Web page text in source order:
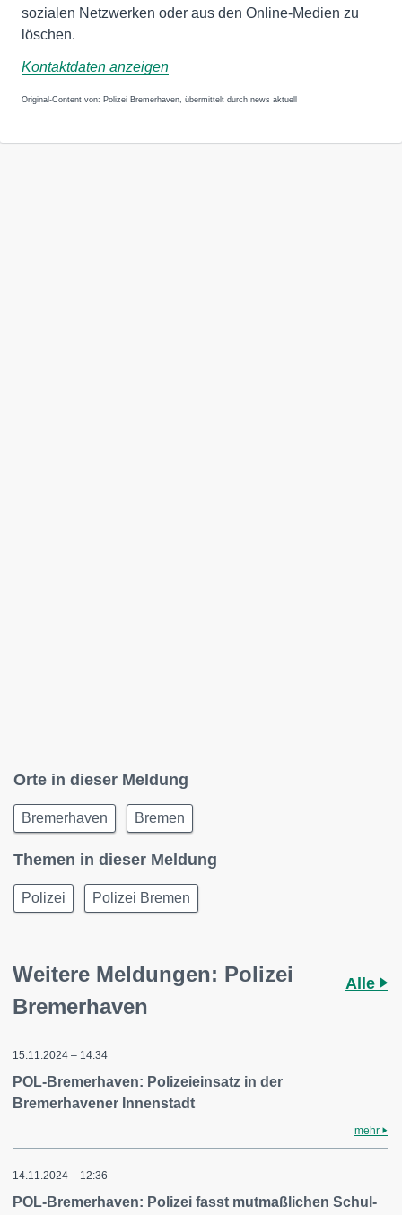
sozialen Netzwerken oder aus den Online-Medien zu
löschen.
Kontaktdaten anzeigen
Original-Content von: Polizei Bremerhaven, übermittelt durch news aktuell
Orte in dieser Meldung
Bremerhaven Bremen
Themen in dieser Meldung
Polizei Polizei Bremen
Weitere Meldungen: Polizei
Bremerhaven
Alle
15.11.2024 – 14:34
POL-Bremerhaven: Polizeieinsatz in der
Bremerhavener Innenstadt
mehr
14.11.2024 – 12:36
POL-Bremerhaven: Polizei fasst mutmaßlichen Schul-